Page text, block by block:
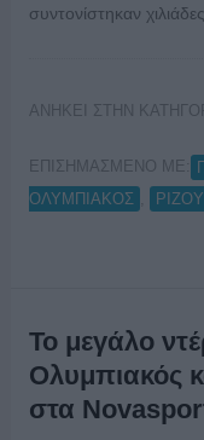
συντονίστηκαν
ΑΝΗΚΕΙ ΣΤΗΝ
ΕΠΙΣΗΜΑΣΜΕΝΟ ΜΕ:
ΟΛΥΜΠΙΑΚΟΣ
Το μεγάλο
Ολυμπιακός
στα